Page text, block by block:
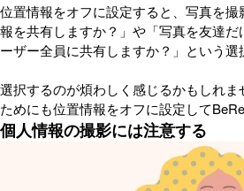
位置情報をオフに設定すると、写真を
報を共有しますか？」や「写真を友達
ーザー全員に共有しますか？」という選
選択するのが煩わしく感じるかもしれ
ためにも位置情報をオフに設定して
個人情報の撮影には注意する